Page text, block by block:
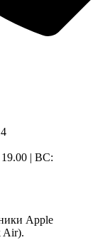
| ВС:
Apple
Air).